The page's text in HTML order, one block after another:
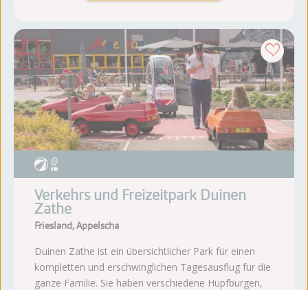
Verkehrs und Freizeitpark Duinen
Zathe
Friesland, Appelscha
Duinen Zathe ist ein übersichtlicher Park für einen
kompletten und erschwinglichen Tagesausflug für die
ganze Familie. Sie haben verschiedene Hüpfburgen,